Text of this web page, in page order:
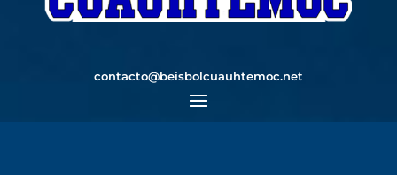
contacto@beisbolcuauhtemoc.net